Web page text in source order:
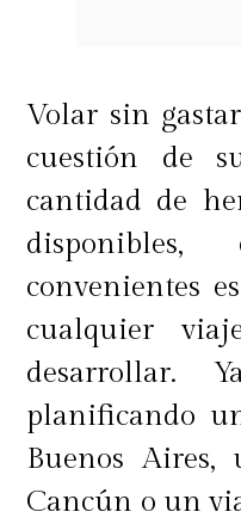
Volar sin
cuestión de
cantidad de
disponibles,
convenientes
cualquier
desarrollar.
planificando
Buenos Aires,
Cancún o un